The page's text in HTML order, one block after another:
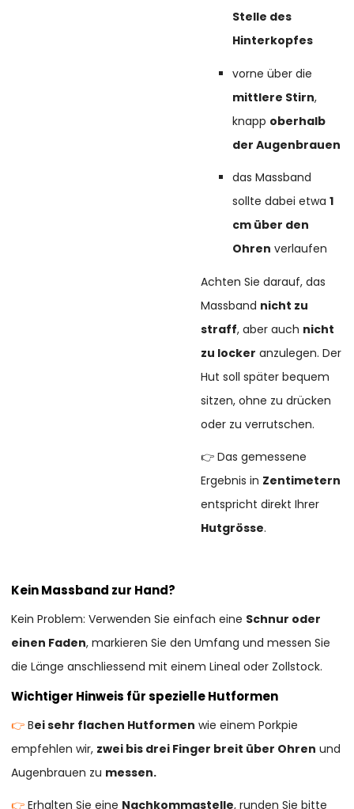
Stelle des
Hinterkopfes
vorne über die
mittlere Stirn,
knapp oberhalb
der Augenbrauen
das Massband
sollte dabei etwa1
cm über den
Ohren verlaufen
Achten Sie darauf, das
Massband nicht zu
straff, aber auch nicht
zu locker anzulegen. Der
Hut soll später bequem
sitzen, ohne zu drücken
oder zu verrutschen.
👉 Das gemessene
Ergebnis in Zentimetern
entspricht direkt Ihrer
Hutgrösse.
Kein Massband zur Hand?
Kein Problem: Verwenden Sie einfach eine Schnur oder
einen Faden, markieren Sie den Umfang und messen Sie
die Länge anschliessend mit einem Lineal oder Zollstock.
Wichtiger Hinweis für spezielle Hutformen
👉Bei sehr flachen Hutformen wie einem Porkpie
empfehlen wir, zwei bis drei Finger breit über Ohren und
Augenbrauen zu messen.
👉Erhalten Sie eine Nachkommastelle, runden Sie bitte